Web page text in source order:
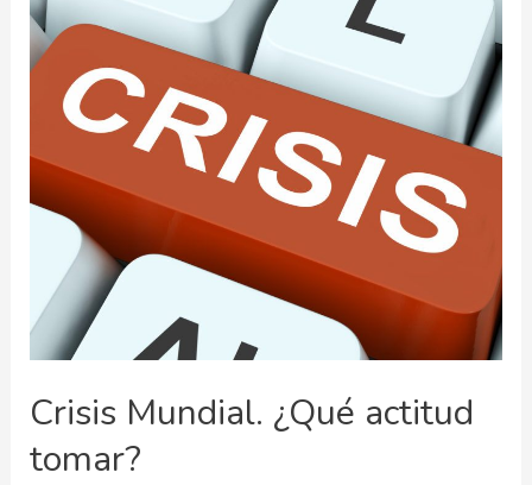
Crisis Mundial. ¿Qué actitud
tomar?